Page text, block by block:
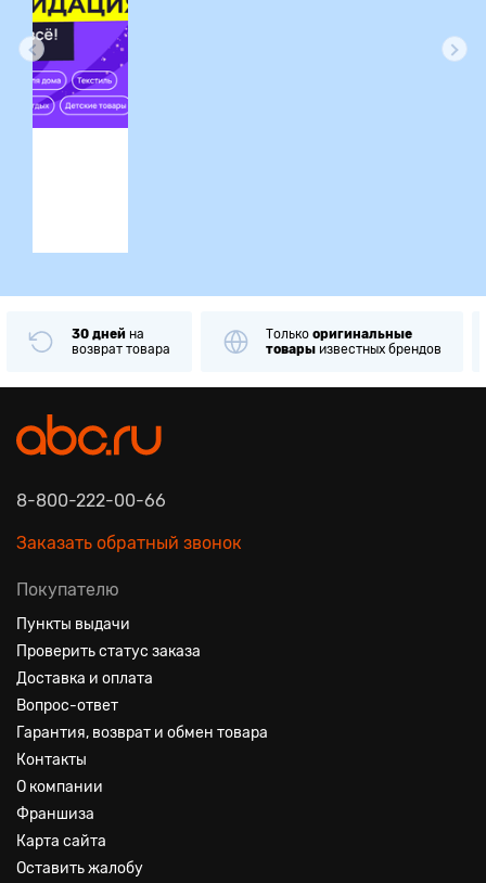
30 дней на
возврат товара
Только оригинальные
товары известных брендов
8-800-222-00-66
Заказать обратный звонок
Покупателю
Пункты выдачи
Проверить статус заказа
Доставка и оплата
Вопрос-ответ
Гарантия, возврат и обмен товара
Контакты
О компании
Франшиза
Карта сайта
Оставить жалобу